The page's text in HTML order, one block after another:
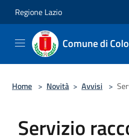
Regione Lazio
Comune di
Home > Novità > Avvisi >
Servizio